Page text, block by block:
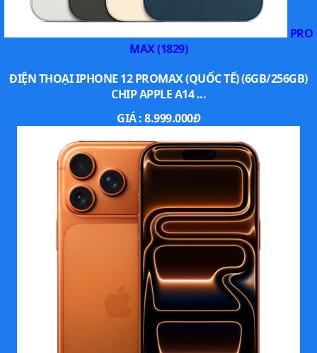
Impact, Call of Duty Mobile chạy mượt ở mức đồ họa cao.
Khả năng xử lý AI và hình ảnh nhanh hơn hẳn iPhone 16 PlusPRO
MAX (1829)
ĐIỆN THOẠI IPHONE 12 PROMAX (QUỐC TẾ) (6GB/256GB)
CHIP APPLE A14 ...
GIÁ :8.999.000Đ